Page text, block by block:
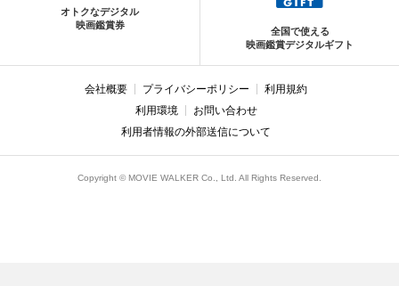
オトクなデジタル
映画鑑賞券
全国で使える
映画鑑賞デジタルギフト
会社概要 プライバシーポリシー
利用規約
利用環境
お問い合わせ
利用者情報の外部送信について
Copyright © MOVIE WALKER Co., Ltd. All Rights Reserved.